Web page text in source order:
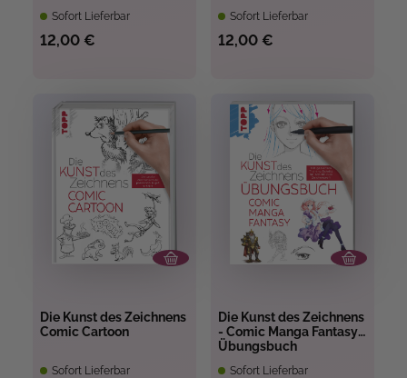
Sofort Lieferbar
12,00 €
Sofort Lieferbar
12,00 €
Die Kunst des Zeichnens
Comic Cartoon
Sofort Lieferbar
Die Kunst des Zeichnens
- Comic Manga Fantasy
Übungsbuch
Sofort Lieferbar